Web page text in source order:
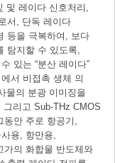
및 레이다 신호처리,
서, 단독 레이다
등을 극복하여, 보다
탐지할 수 있도록,
있는 “분산 레이다”
서 비접촉 생체 의
물의 분광 이미징을
리고 Sub-THz CMOS
동안 주로 항공기,
용, 항만용,
가의 화합물 반도체와